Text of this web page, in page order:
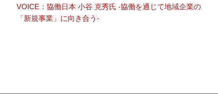
VOICE：協働日本 小谷 克秀氏 -協働を通じて地域企業の
「新規事業」に向き合う-